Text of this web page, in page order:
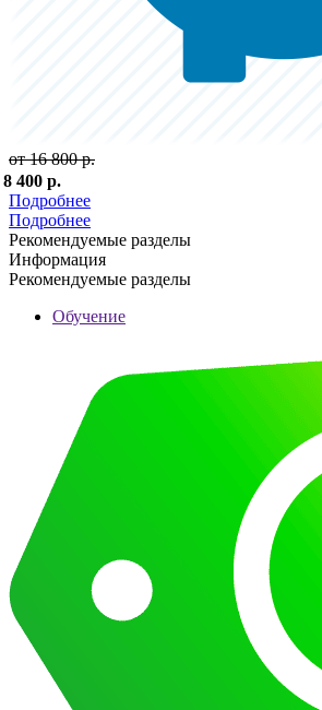
от 16 800 р.
8 400 р.
Подробнее
Подробнее
Рекомендуемые разделы
Информация
Рекомендуемые разделы
Обучение